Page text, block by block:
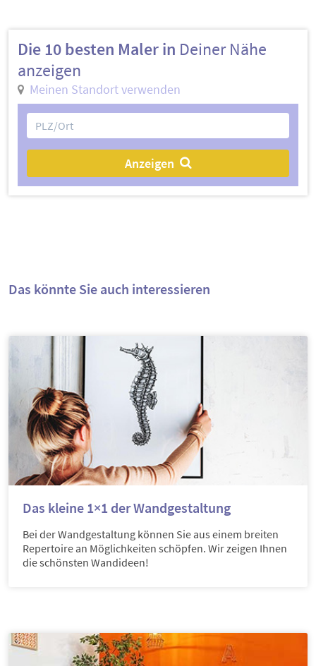
Die 10 besten Maler in Deiner Nähe
anzeigen
Meinen Standort verwenden
Anzeigen
Das könnte Sie auch interessieren
Das kleine 1×1 der Wandgestaltung
Bei der Wandgestaltung können Sie aus einem breiten
Repertoire an Möglichkeiten schöpfen. Wir zeigen Ihnen
die schönsten Wandideen!